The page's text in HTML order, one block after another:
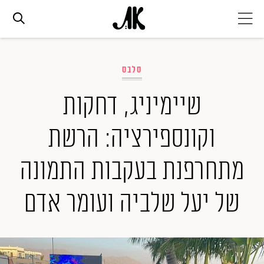
אופנה
ביוטי
סלבס
המגזין
סלבס
שיימיניג, דחקות
וקונספירציה: הרשת
מתחרפנת בעקבות התמונה
של יעל שלביה ועומר אדם